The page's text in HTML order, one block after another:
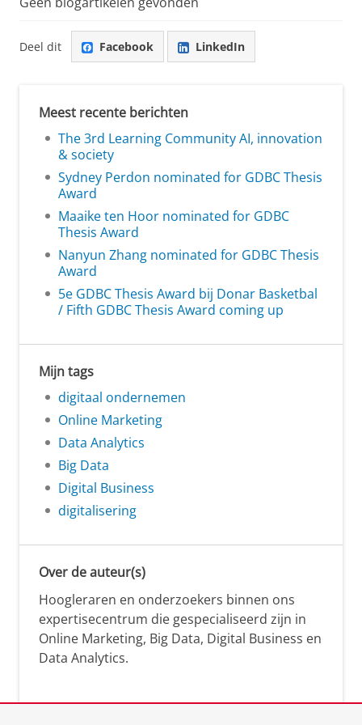
Deel dit Facebook LinkedIn
Meest recente berichten
The 3rd Learning Community AI, innovation
& society
Sydney Perdon nominated for GDBC Thesis
Award
Maaike ten Hoor nominated for GDBC
Thesis Award
Nanyun Zhang nominated for GDBC Thesis
Award
5e GDBC Thesis Award bij Donar Basketbal
/ Fifth GDBC Thesis Award coming up
Mijn tags
digitaal ondernemen
Online Marketing
Data Analytics
Big Data
Digital Business
digitalisering
Over de auteur(s)
Hoogleraren en onderzoekers binnen ons
expertisecentrum die gespecialiseerd zijn in
Online Marketing, Big Data, Digital Business en
Data Analytics.